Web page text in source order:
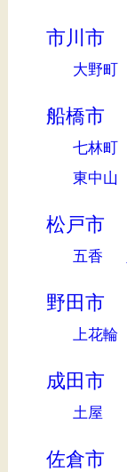
市川市
大野町
船橋市
七林町
東中山
松戸市
五香
野田市
上花輪
成田市
土屋
佐倉市